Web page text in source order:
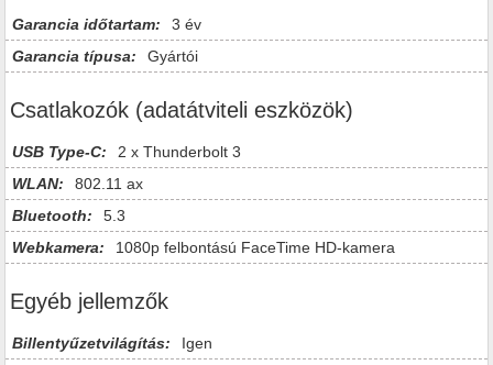
Garancia időtartam:
3 év
Garancia típusa:
Gyártói
Csatlakozók (adatátviteli eszközök)
USB Type-C:
2 x Thunderbolt 3
WLAN:
802.11 ax
Bluetooth:
5.3
Webkamera:
1080p felbon­tású FaceTime HD-kamera
Egyéb jellemzők
Billentyűzetvilágítás:
Igen